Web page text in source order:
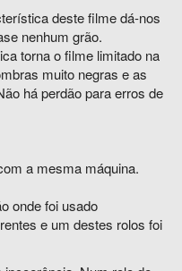
deste filme dá-nos
nenhum grão.
torna o filme limitado na
muito negras e as
há perdão para erros de
a mesma máquina.
onde foi usado
e um destes rolos foi